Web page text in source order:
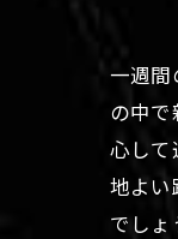
一週間
の中
心して
地よい
でしょ